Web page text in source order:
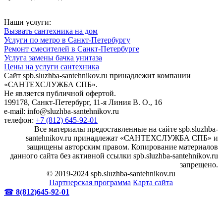
Наши услуги:
Вызвать сантехника на дом
Услуги по метро в Санкт-Петербургу
Ремонт смесителей в Санкт-Петербурге
Услуга замены бачка унитаза
Цены на услуги сантехника
Сайт spb.sluzhba-santehnikov.ru принадлежит компании
«САНТЕХСЛУЖБА СПБ».
Не является публичной офертой.
199178, Санкт-Петербург, 11-я Линия В. О., 16
e-mail: info@sluzhba-santehnikov.ru
телефон: +7 (812) 645-92-01
Все материалы предоставленные на сайте spb.sluzhba-
santehnikov.ru принадлежат «САНТЕХСЛУЖБА СПБ» и
защищены авторским правом. Копирование материалов
данного сайта без активной ссылки spb.sluzhba-santehnikov.ru
запрещено.
© 2019-2024 spb.sluzhba-santehnikov.ru
Партнерская программа Карта сайта
☎ 8(812)645-92-01